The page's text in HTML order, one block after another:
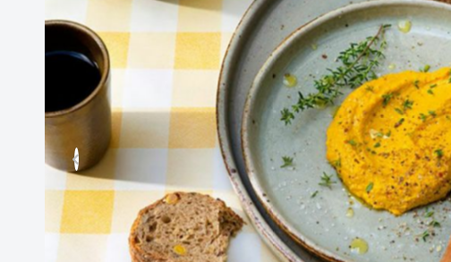
gallery